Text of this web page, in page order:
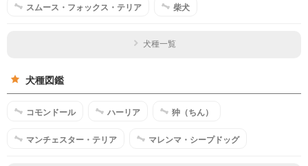
スムース・フォックス・テリア 柴犬
犬種一覧
犬種図鑑
コモンドール ハーリア 狆（ちん）
マンチェスター・テリア マレンマ・シープドッグ